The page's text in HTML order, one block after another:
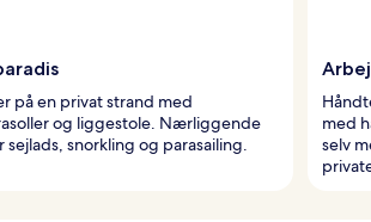
på en privat strand med
og liggestole. Nærliggende
snorkling og parasailing.
med
selv